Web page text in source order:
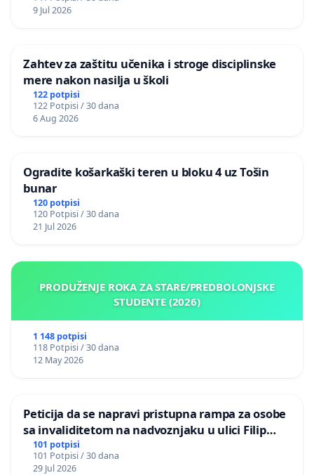
9 Jul 2026
Zahtev za zaštitu učenika i stroge disciplinske
mere nakon nasilja u školi
122 potpisi
122 Potpisi / 30 dana
6 Aug 2026
Ogradite košarkaški teren u bloku 4 uz Tošin
bunar
120 potpisi
120 Potpisi / 30 dana
21 Jul 2026
PRODUŽENJE ROKA ZA STARE/PREDBOLONJSKE
STUDENTE (2026)
1 148 potpisi
118 Potpisi / 30 dana
12 May 2026
Peticija da se napravi pristupna rampa za osobe
sa invaliditetom na nadvoznjaku u ulici Filip
Kljajic u Kragujevcu
101 potpisi
101 Potpisi / 30 dana
29 Jul 2026